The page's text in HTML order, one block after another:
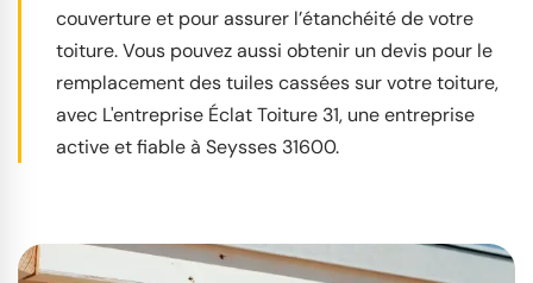
couverture et pour assurer l’étanchéité de votre
toiture. Vous pouvez aussi obtenir un devis pour le
remplacement des tuiles cassées sur votre toiture,
avec L'entreprise Éclat Toiture 31, une entreprise
active et fiable à Seysses 31600.